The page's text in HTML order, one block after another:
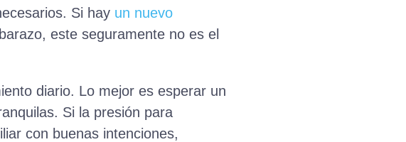
Si hay un nuevo
este seguramente no es el
diario. Lo mejor es esperar un
Si la presión para
con buenas intenciones,